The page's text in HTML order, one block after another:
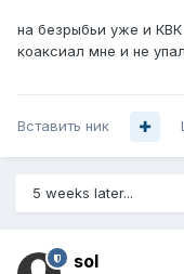
на безрыбьи уже и КВК
коаксиал мне и не
Вставить ник
5 weeks later...
sol